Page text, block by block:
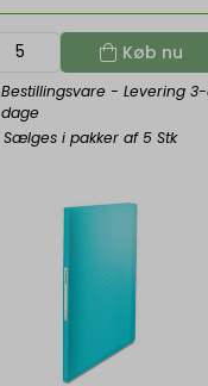
Køb nu
Bestillingsvare- Levering
dage
Sælges i pakker af 5 Stk